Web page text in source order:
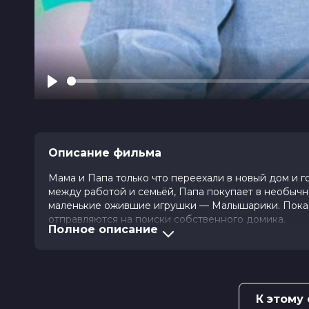
Play
Описание фильма
Мама и Папа только что переехали в новый дом и
между работой и семьёй, Папа покупает в
маленькие ожившие игрушки — Малышарики. Пока
отправляются на поиски собственного домика.
Оксана Бычкова, Катерина Савчук
Елизавета Боярская, Константин
Полное описание
К